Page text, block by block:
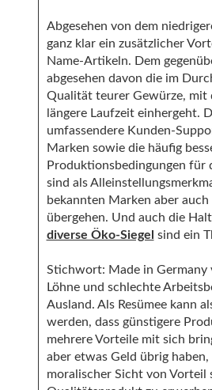
Abgesehen von dem
ganz klar ein zusätzlicher
Name-Artikeln. Dem
abgesehen davon die im
Qualität teurer Gewürze, mit
längere Laufzeit einhergeht.
umfassendere Kunden-
Marken sowie die häufig
Produktionsbedingungen für
sind als
bekannten Marken aber
übergehen. Und auch die
diverse Öko-Siegel sind ein
Stichwort: Made in Germany
Löhne und schlechte
Ausland. Als Resümee kann
werden, dass günstigere
mehrere Vorteile mit sich
aber etwas Geld übrig haben,
moralischer Sicht von Vorteil